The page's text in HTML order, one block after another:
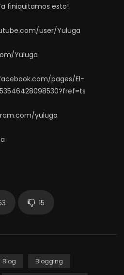
finiquitamos esto!
user/Yuluga
Yuluga
pages/El-
yuluga
15
Blog Blogging